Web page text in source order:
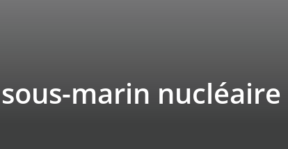
marin